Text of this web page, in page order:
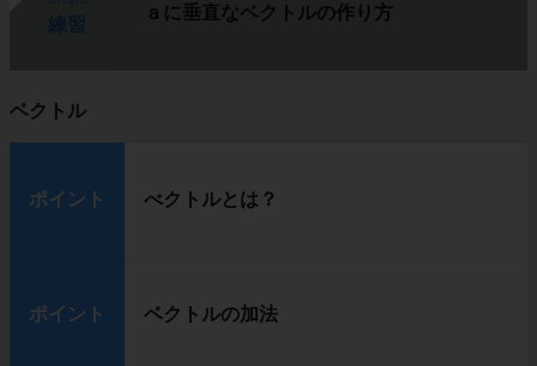
ａに垂直なベクトルの作り方
ベクトル
ポイント べクトルとは？
ポイント ベクトルの加法